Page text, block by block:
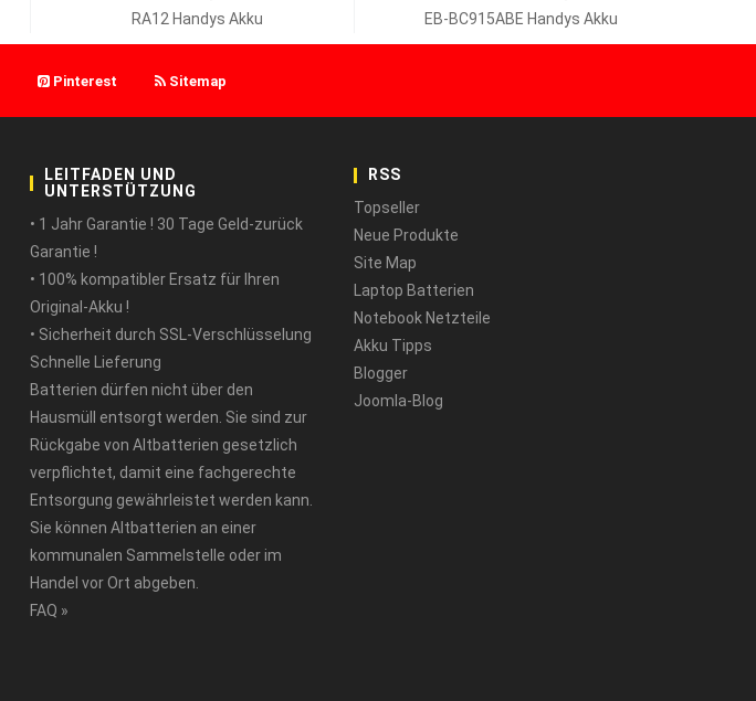
RA12 Handys Akku
EB-BC915ABE Handys Akku
Pinterest Sitemap
LEITFADEN UND
UNTERSTÜTZUNG
• 1 Jahr Garantie ! 30 Tage Geld-zurück
Garantie !
• 100% kompatibler Ersatz für Ihren
Original-Akku !
• Sicherheit durch SSL-Verschlüsselung
Schnelle Lieferung
Batterien dürfen nicht über den
Hausmüll entsorgt werden. Sie sind zur
Rückgabe von Altbatterien gesetzlich
verpflichtet, damit eine fachgerechte
Entsorgung gewährleistet werden kann.
Sie können Altbatterien an einer
kommunalen Sammelstelle oder im
Handel vor Ort abgeben.
FAQ »
RSS
Topseller
Neue Produkte
Site Map
Laptop Batterien
Notebook Netzteile
Akku Tipps
Blogger
Joomla-Blog